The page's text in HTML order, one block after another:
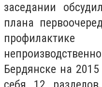
заседании
плана
Бердянске на